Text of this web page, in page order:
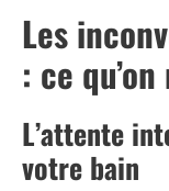
Les
: ce
L’attente
votre bain